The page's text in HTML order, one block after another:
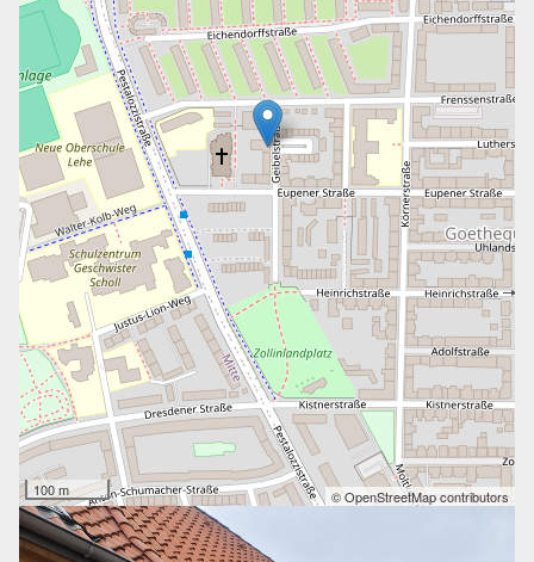
100 m © OpenStreetMap contributors